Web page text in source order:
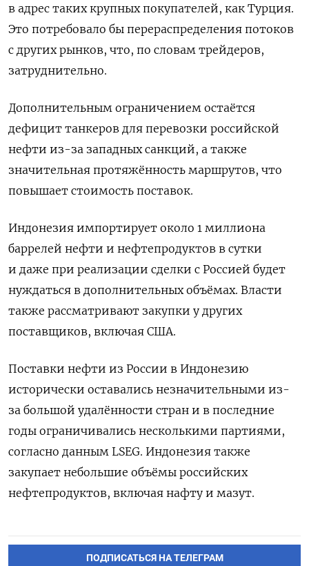
в адрес таких крупных покупателей, как Турция.
Это потребовало бы перераспределения потоков
с других рынков, что, по словам трейдеров,
затруднительно.
Дополнительным ограничением остаётся
дефицит танкеров для перевозки российской
нефти ​из-за западных санкций, а также
значительная ⁠протяжённость маршрутов, что
повышает стоимость поставок.
Индонезия импортирует около 1 миллиона
баррелей нефти и нефтепродуктов в сутки
и даже при реализации сделки с Россией будет
‌нуждаться в дополнительных объёмах. Власти
также рассматривают закупки у других
поставщиков, включая США.
Поставки нефти из ‌России в Индонезию
исторически оставались незначительными из-
за большой удалённости стран и в последние
годы ограничивались несколькими партиями, ​
согласно данным LSEG. Индонезия также
закупает небольшие объёмы российских
нефтепродуктов, включая нафту и мазут.
ПОДПИСАТЬСЯ НА ТЕЛЕГРАМ